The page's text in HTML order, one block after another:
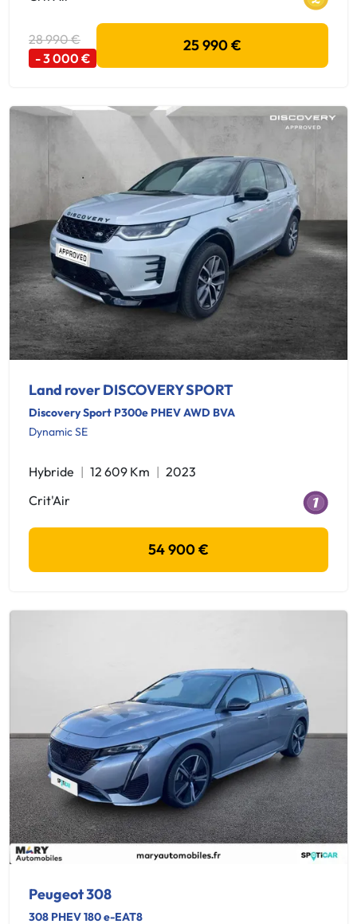
28 990 €
- 3 000 €
25 990 €
Land rover DISCOVERY SPORT
Discovery Sport P300e PHEV AWD BVA
Dynamic SE
Hybride 12 609 Km
2023
Crit'Air
54 900 €
Peugeot 308
308 PHEV 180 e-EAT8